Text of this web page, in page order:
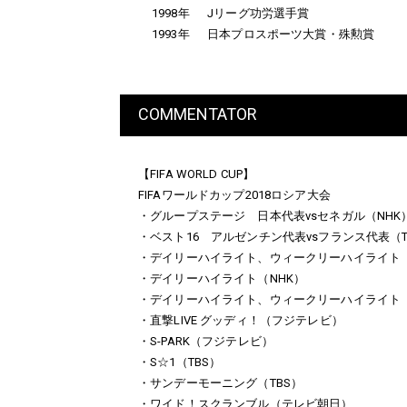
1998年
Jリーグ功労選手賞
1993年
日本プロスポーツ大賞・殊勲賞
COMMENTATOR
【FIFA WORLD CUP】
FIFAワールドカップ2018ロシア大会
・グループステージ 日本代表vsセネガル（NHK）
・ベスト16 アルゼンチン代表vsフランス代表（
・デイリーハイライト、ウィークリーハイライト
・デイリーハイライト（NHK）
・デイリーハイライト、ウィークリーハイライト
・直撃LIVE グッディ！（フジテレビ）
・S-PARK（フジテレビ）
・S☆1（TBS）
・サンデーモーニング（TBS）
・ワイド！スクランブル（テレビ朝日）